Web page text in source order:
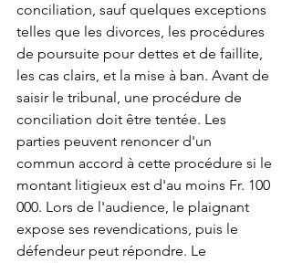
conciliation, sauf quelques exceptions
telles que les divorces, les procédures
de poursuite pour dettes et de faillite,
les cas clairs, et la mise à ban. Avant de
saisir le tribunal, une procédure de
conciliation doit être tentée. Les
parties peuvent renoncer d'un
commun accord à cette procédure si le
montant litigieux est d'au moins Fr. 100
000. Lors de l'audience, le plaignant
expose ses revendications, puis le
défendeur peut répondre. Le